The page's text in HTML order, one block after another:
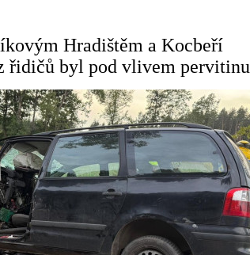
Hradištěm a Kocbeří
řidičů byl pod vlivem pervitinu